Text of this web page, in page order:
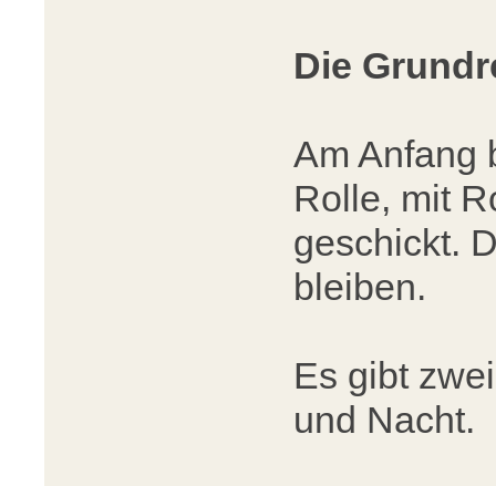
Die
Am Anfang
Rolle, mit
geschickt.
bleiben.
Es gibt
und Nacht.